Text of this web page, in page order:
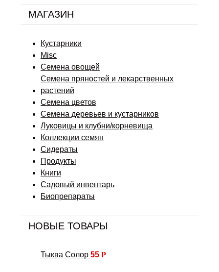
МАГАЗИН
Кустарники
Misc
Семена овощей
Семена пряностей и лекарственных
растений
Семена цветов
Семена деревьев и кустарников
Луковицы и клубни/корневища
Коллекции семян
Сидераты
Продукты
Книги
Садовый инвентарь
Биопрепараты
НОВЫЕ ТОВАРЫ
Тыква Солор 55 Р